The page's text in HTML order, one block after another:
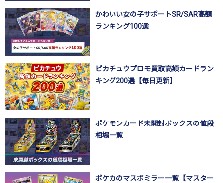
かわいい女の子サポートSR/SAR高額
ランキング100選
ピカチュウプロモ買取高額カードラン
キング200選【毎日更新】
ポケモンカード未開封ボックスの値段
相場一覧
ポケカのマスボミラー一覧【マスター